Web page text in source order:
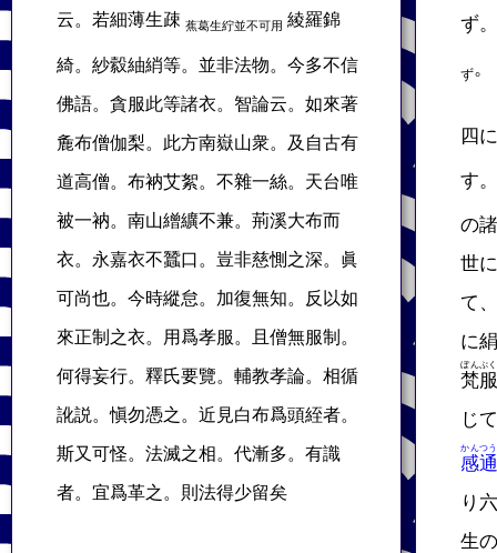
云。若細薄生疎 蕉葛生紵並不可用 綾羅錦
綺。紗縠紬綃等。並非法物。今多不信
佛語。貪服此等諸衣。智論云。如來著
麁布僧伽梨。此方南嶽山衆。及自古有
道高僧。布衲艾絮。不雜一絲。天台唯
被一衲。南山繒纊不兼。荊溪大布而
衣。永嘉衣不蠶口。豈非慈惻之深。眞
可尚也。今時縱怠。加復無知。反以如
來正制之衣。用爲孝服。且僧無服制。
何得妄行。釋氏要覽。輔教孝論。相循
訛説。愼勿憑之。近見白布爲頭絰者。
斯又可怪。法滅之相。代漸多。有識
者。宜爲革之。則法得少留矣
ず。
ず。
四に
す
の
世
て
に
梵服
ぼんぷく
じ
感
かんつ
り
生